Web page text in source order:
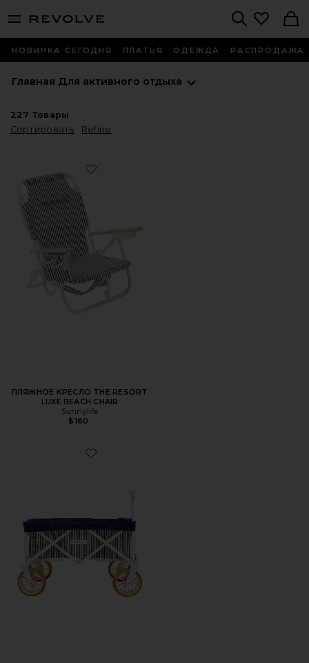
menu - shows more content
НОВИНКА СЕГОДНЯ ПЛАТЬЯ ОДЕЖДА РАСПРОДАЖА
Главная Для активного отдыха
227 Товары
Сортировать
Refine
Favorite ПЛЯЖНОЕ КРЕСЛО THE RESORT LUXE BEACH
ПЛЯЖНОЕ КРЕСЛО THE RESORT
LUXE BEACH CHAIR
Sunnylife
$160
Favorite ТЕЛЕЖКА BEACH CART